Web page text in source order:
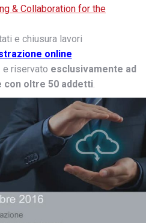
& Collaboration for the
e chiusura lavori
online
e riservato esclusivamente ad
con oltre 50 addetti.